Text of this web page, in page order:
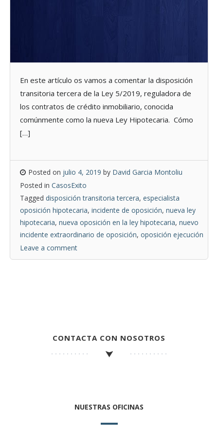
En este artículo os vamos a comentar la disposición
transitoria tercera de la Ley 5/2019, reguladora de
los contratos de crédito inmobiliario, conocida
comúnmente como la nueva Ley Hipotecaria. Cómo
[…]
Posted on julio 4, 2019 by David Garcia Montoliu
Posted in CasosExito
Tagged disposición transitoria tercera, especialista
oposición hipotecaria, incidente de oposición, nueva ley
hipotecaria, nueva oposición en la ley hipotecaria, nuevo
incidente extraordinario de oposición, oposición ejecución
Leave a comment
CONTACTA CON NOSOTROS
NUESTRAS OFICINAS